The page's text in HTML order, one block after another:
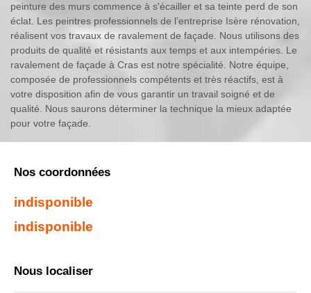
peinture des murs commence à s'écailler et sa teinte perd de son
éclat. Les peintres professionnels de l’entreprise Isère rénovation,
réalisent vos travaux de ravalement de façade. Nous utilisons des
produits de qualité et résistants aux temps et aux intempéries. Le
ravalement de façade à Cras est notre spécialité. Notre équipe,
composée de professionnels compétents et très réactifs, est à
votre disposition afin de vous garantir un travail soigné et de
qualité. Nous saurons déterminer la technique la mieux adaptée
pour votre façade.
Nos coordonnées
indisponible
indisponible
Nous localiser